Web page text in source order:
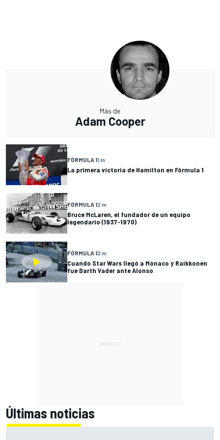
Más de
Adam Cooper
FÓRMULA 11 m
La primera victoria de Hamilton en Fórmula 1
FÓRMULA 12 m
Bruce McLaren, el fundador de un equipo
legendario (1937-1970)
FÓRMULA 12 m
Cuando Star Wars llegó a Mónaco y Raikkonen
fue Darth Vader ante Alonso
Últimas noticias